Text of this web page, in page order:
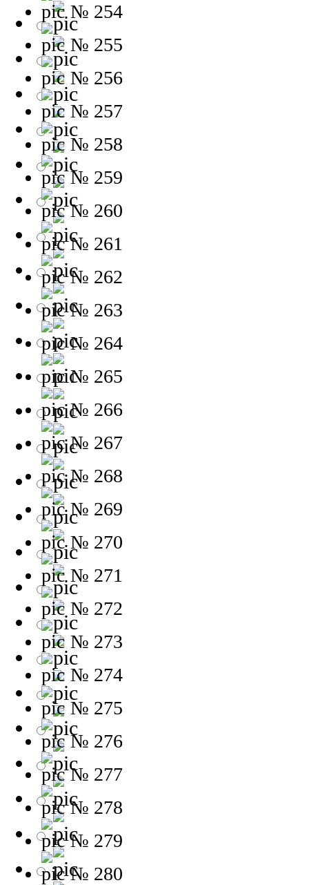
№ 254
№ 255
№ 256
№ 257
№ 258
№ 259
№ 260
№ 261
№ 262
№ 263
№ 264
№ 265
№ 266
№ 267
№ 268
№ 269
№ 270
№ 271
№ 272
№ 273
№ 274
№ 275
№ 276
№ 277
№ 278
№ 279
№ 280